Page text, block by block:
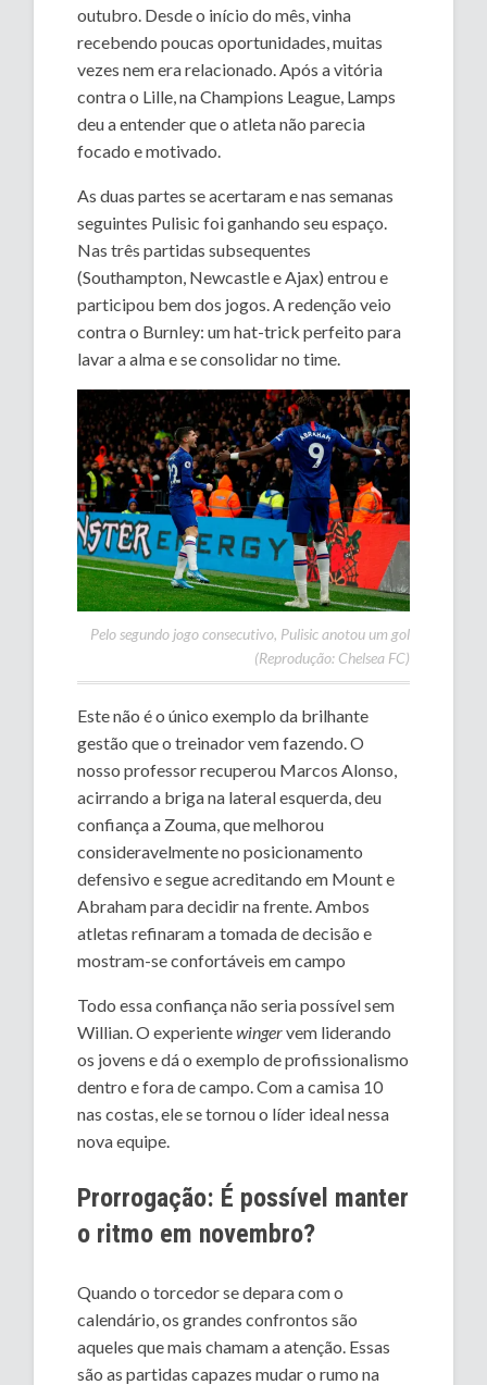
outubro. Desde o início do mês, vinha
recebendo poucas oportunidades, muitas
vezes nem era relacionado. Após a vitória
contra o Lille, na Champions League, Lamps
deu a entender que o atleta não parecia
focado e motivado.
As duas partes se acertaram e nas semanas
seguintes Pulisic foi ganhando seu espaço.
Nas três partidas subsequentes
(Southampton, Newcastle e Ajax) entrou e
participou bem dos jogos. A redenção veio
contra o Burnley: um hat-trick perfeito para
lavar a alma e se consolidar no time.
Pelo segundo jogo consecutivo, Pulisic anotou um gol
(Reprodução: Chelsea FC)
Este não é o único exemplo da brilhante
gestão que o treinador vem fazendo. O
nosso professor recuperou Marcos Alonso,
acirrando a briga na lateral esquerda, deu
confiança a Zouma, que melhorou
consideravelmente no posicionamento
defensivo e segue acreditando em Mount e
Abraham para decidir na frente. Ambos
atletas refinaram a tomada de decisão e
mostram-se confortáveis em campo
Todo essa confiança não seria possível sem
Willian. O experientewingervem liderando
os jovens e dá o exemplo de profissionalismo
dentro e fora de campo. Com a camisa 10
nas costas, ele se tornou o líder ideal nessa
nova equipe.
Prorrogação: É possível manter
o ritmo em novembro?
Quando o torcedor se depara com o
calendário, os grandes confrontos são
aqueles que mais chamam a atenção. Essas
são as partidas capazes mudar o rumo na